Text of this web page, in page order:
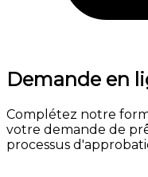
Demande en
Complétez notre
votre demande de
processus